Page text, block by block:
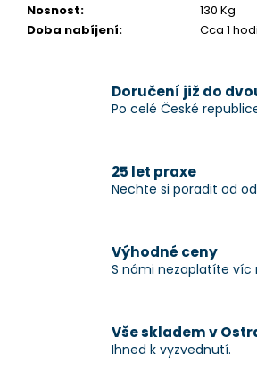
Nosnost:
130 Kg
Doba nabíjení: Cca 1
Doručení již do
Po celé České
25 let praxe
Nechte si poradit od
Výhodné ceny
S námi nezaplatíte víc
Vše skladem v
Ihned k vyzvednutí.